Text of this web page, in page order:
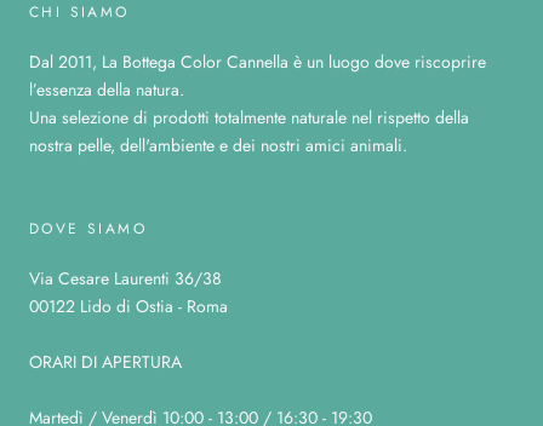
CHI SIAMO
Dal 2011, La Bottega Color Cannella è un luogo dove riscoprire
l’essenza della natura.
Una selezione di prodotti totalmente naturale nel rispetto della
nostra pelle, dell'ambiente e dei nostri amici animali.
DOVE SIAMO
Via Cesare Laurenti 36/38
00122 Lido di Ostia - Roma
ORARI DI APERTURA
Martedì / Venerdì 10:00 - 13:00 / 16:30 - 19:30